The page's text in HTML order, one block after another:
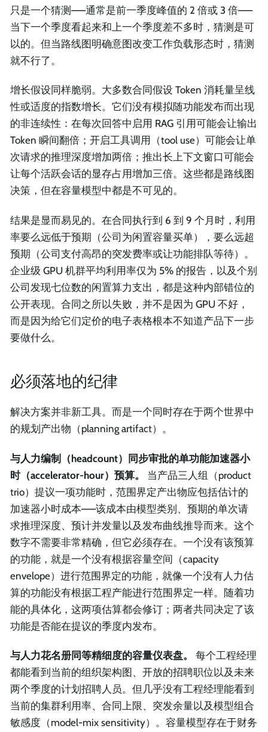
只是一个猜测——通常是前一季度峰值的 2 倍或 3 倍——
当下一个季度看起来和上一个季度差不多时，猜测是可
以的。但当路线图明确意图改变工作负载形态时，猜测
就不行了。
增长假设同样脆弱。大多数合同假设 Token 消耗量呈线
性或适度的指数增长。它们没有模拟随功能发布而出现
的非连续性：在每次回答中启用 RAG 引用可能会让输出
Token 瞬间翻倍；开启工具调用（tool use）可能会让单
次请求的推理深度增加两倍；推出长上下文窗口可能会
让每个活跃会话的显存占用增加三倍。这些都是路线图
决策，但在容量模型中都是不可见的。
结果是显而易见的。在合同执行到 6 到 9 个月时，利用
率要么远低于预期（公司为闲置容量买单），要么远超
预期（公司支付高昂的突发费率或让功能排队等待）。
企业级 GPU 机群平均利用率仅为 5% 的报告，以及个别
公司发现七位数的闲置算力支出，都是这种内部错位的
公开表现。合同之所以失败，并不是因为 GPU 不好，
而是因为给它们定价的电子表格根本不知道产品下一步
要做什么。
必须落地的纪律
解决方案并非新工具。而是一个同时存在于两个世界中
的规划产出物（planning artifact）。
与人力编制（headcount）同步审批的单功能加速器小
时（accelerator-hour）预算。
当产品三人组（product
trio）提议一项功能时，范围界定产出物应包括估计的
加速器小时成本——该成本由模型类别、预期的单次请
求推理深度、预计并发量以及发布曲线推导而来。这个
数字不需要非常精确，但它必须存在。一个没有该预算
的功能，就是一个没有根据容量空间（capacity
envelope）进行范围界定的功能，就像一个没有人力估
算的功能没有根据工程产能进行范围界定一样。随着功
能的具体化，这两项估算都会修订；两者共同决定了该
功能是否能在提议的季度内发布。
与人力花名册同等精细度的容量仪表盘。
每个工程经理
都能看到当前的组织架构图、开放的招聘职位以及未来
两个季度的计划招聘人员。但几乎没有工程经理能看到
当前的集群利用率、合同上限、突发余量以及模型组合
敏感度（model-mix sensitivity）。容量模型存在于财务